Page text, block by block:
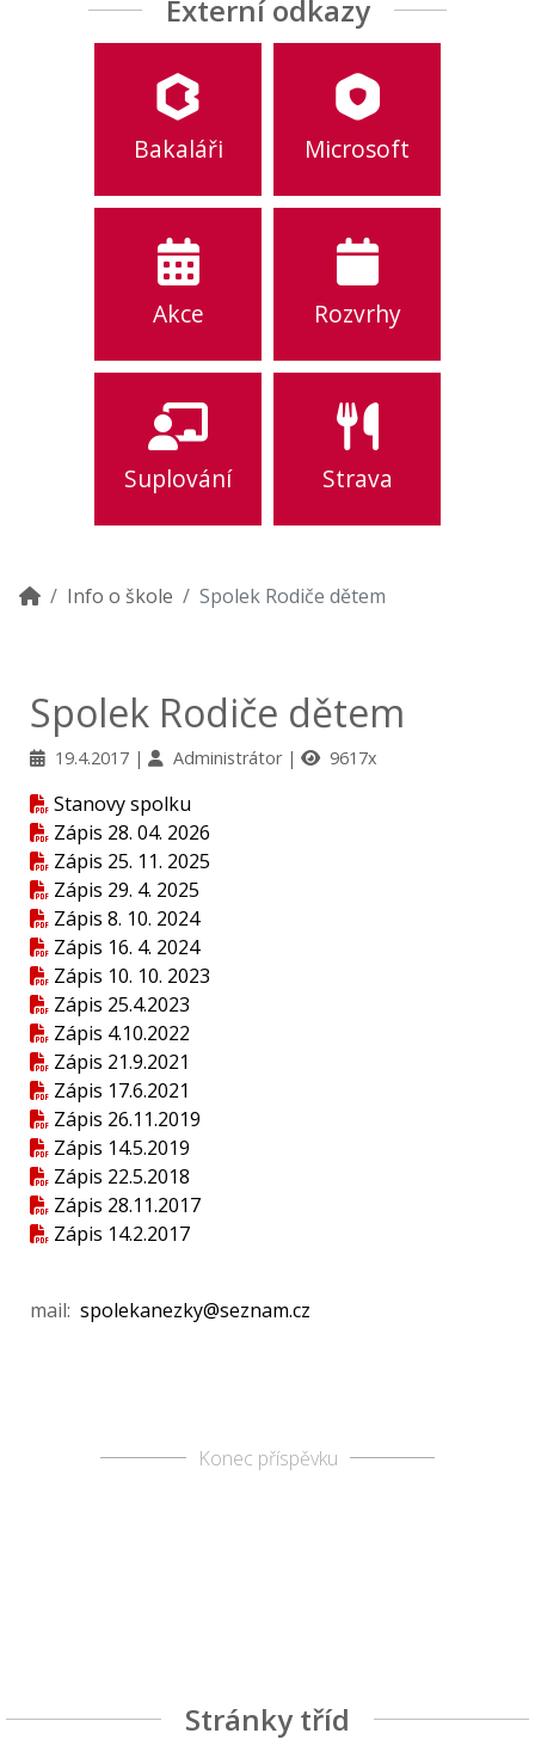
Externí odkazy
Bakaláři Microsoft
Akce Rozvrhy
Suplování Strava
Info o škole Spolek Rodiče dětem
Spolek Rodiče dětem
19.4.2017 Administrátor 9617x
Stanovy spolku
Zápis 28. 04. 2026
Zápis 25. 11. 2025
Zápis 29. 4. 2025
Zápis 8. 10. 2024
Zápis 16. 4. 2024
Zápis 10. 10. 2023
Zápis 25.4.2023
Zápis 4.10.2022
Zápis 21.9.2021
Zápis 17.6.2021
Zápis 26.11.2019
Zápis 14.5.2019
Zápis 22.5.2018
Zápis 28.11.2017
Zápis 14.2.2017
mail: spolekanezky@seznam.cz
Konec příspěvku
Stránky tříd